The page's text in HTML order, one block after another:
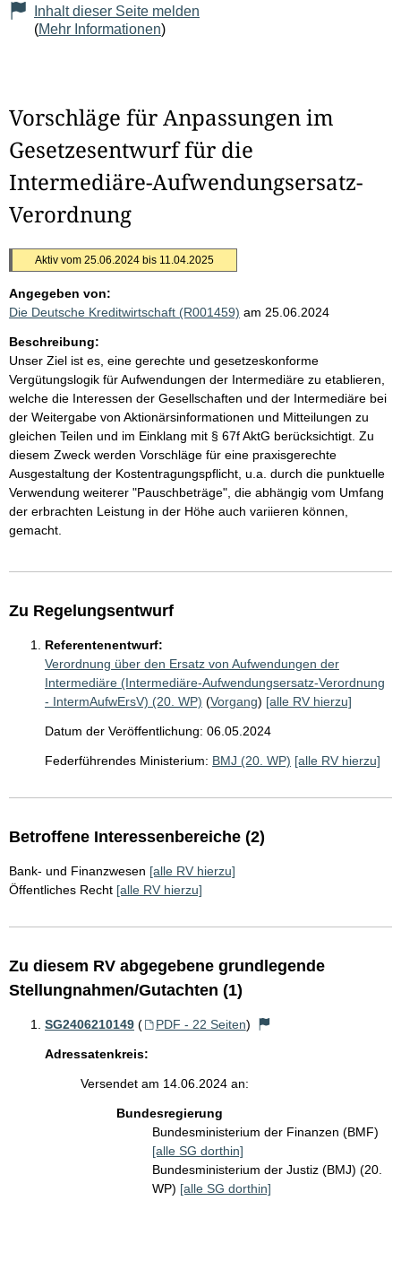
Inhalt dieser Seite melden
(Mehr Informationen)
Vorschläge für Anpassungen im
Gesetzesentwurf für die
Intermediäre-Aufwendungsersatz-
Verordnung
Aktiv vom 25.06.2024 bis 11.04.2025
Angegeben von:
Die Deutsche Kreditwirtschaft (R001459) am 25.06.2024
Beschreibung:
Unser Ziel ist es, eine gerechte und gesetzeskonforme
Vergütungslogik für Aufwendungen der Intermediäre zu etablieren,
welche die Interessen der Gesellschaften und der Intermediäre bei
der Weitergabe von Aktionärsinformationen und Mitteilungen zu
gleichen Teilen und im Einklang mit § 67f AktG berücksichtigt. Zu
diesem Zweck werden Vorschläge für eine praxisgerechte
Ausgestaltung der Kostentragungspflicht, u.a. durch die punktuelle
Verwendung weiterer "Pauschbeträge", die abhängig vom Umfang
der erbrachten Leistung in der Höhe auch variieren können,
gemacht.
Zu Regelungsentwurf
Referentenentwurf:
Verordnung über den Ersatz von Aufwendungen der
Intermediäre (Intermediäre-Aufwendungsersatz-Verordnung
- IntermAufwErsV) (20. WP) (Vorgang) [alle RV hierzu]
Datum der Veröffentlichung: 06.05.2024
Federführendes Ministerium: BMJ (20. WP) [alle RV hierzu]
Betroffene Interessenbereiche (2)
Bank- und Finanzwesen [alle RV hierzu]
Öffentliches Recht [alle RV hierzu]
Zu diesem RV abgegebene grundlegende
Stellungnahmen/Gutachten (1)
SG2406210149 ( PDF - 22 Seiten)
Adressatenkreis:
Versendet am 14.06.2024 an:
Bundesregierung
Bundesministerium der Finanzen (BMF)
[alle SG dorthin]
Bundesministerium der Justiz (BMJ) (20.
WP) [alle SG dorthin]